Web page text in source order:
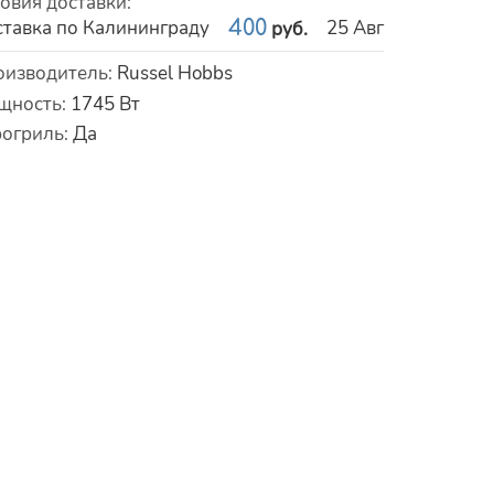
по Калининграду
400 руб.
25 Авг
: Russel Hobbs
: 1745 Вт
: Да